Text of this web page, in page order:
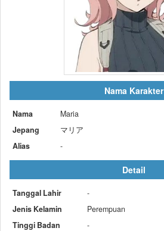
Nama Karakter
Nama
Maria
Jepang
マリア
Alias
-
Detail
Tanggal Lahir
-
Jenis Kelamin
Perempuan
Tinggi Badan
-